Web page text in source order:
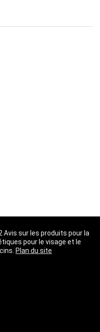
Avis sur les produits pour la
pour le visage et le
Plan du site